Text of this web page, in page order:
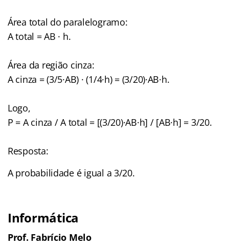
Área total do paralelogramo:
A total = AB · h.
Área da região cinza:
A cinza = (3/5·AB) · (1/4·h) = (3/20)·AB·h.
Logo,
P = A cinza / A total = [(3/20)·AB·h] / [AB·h] = 3/20.
Resposta:
A probabilidade é igual a 3/20.
Informática
Prof. Fabrício Melo